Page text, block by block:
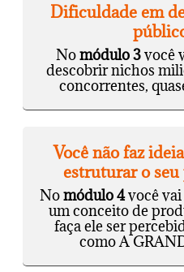
Dificuldade em
Nomódulo 3você
descobrir nichos
concorrentes,
Você não faz
estruturar o
Nomódulo 4você vai
um conceito de
faça ele ser
como A